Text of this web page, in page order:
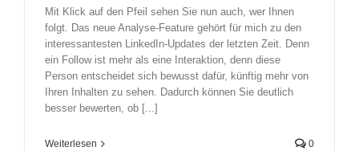
Mit Klick auf den Pfeil sehen Sie nun auch, wer Ihnen
folgt. Das neue Analyse-Feature gehört für mich zu den
interessantesten LinkedIn-Updates der letzten Zeit. Denn
ein Follow ist mehr als eine Interaktion, denn diese
Person entscheidet sich bewusst dafür, künftig mehr von
Ihren Inhalten zu sehen. Dadurch können Sie deutlich
besser bewerten, ob [...]
Weiterlesen 0